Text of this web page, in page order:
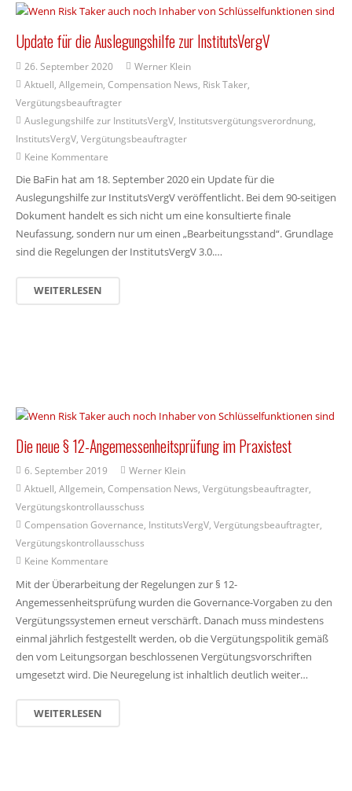
Update für die Auslegungshilfe zur InstitutsVergV
26. September 2020
Werner Klein
Aktuell ,Allgemein ,Compensation News Risk Taker
Vergütungsbeauftragter
Auslegungshilfe zur InstitutsVergV Institutsvergütungsverordnung
InstitutsVergV, Vergütungsbeauftragter
Keine Kommentare
Die BaFin hat am 18. September 2020 ein Update für die
Auslegungshilfe zur InstitutsVergV veröffentlicht. Bei dem 90-seitigen
Dokument handelt es sich nicht um eine konsultierte finale
Neufassung, sondern nur um einen „Bearbeitungsstand“. Grundlage
sind die Regelungen der InstitutsVergV 3.0.…
WEITERLESEN
Die neue § 12-Angemessenheitsprüfung im Praxistest
6. September 2019
Werner Klein
Aktuell ,Allgemein ,Compensation News ,Vergütungsbeauftragter
Vergütungskontrollausschuss
Compensation Governance InstitutsVergV ,Vergütungsbeauftragter
Vergütungskontrollausschuss
Keine Kommentare
Mit der Überarbeitung der Regelungen zur § 12-
Angemessenheitsprüfung wurden die Governance-Vorgaben zu den
Vergütungssystemen erneut verschärft. Danach muss mindestens
einmal jährlich festgestellt werden, ob die Vergütungspolitik gemäß
den vom Leitungsorgan beschlossenen Vergütungsvorschriften
umgesetzt wird. Die Neuregelung ist inhaltlich deutlich weiter…
WEITERLESEN